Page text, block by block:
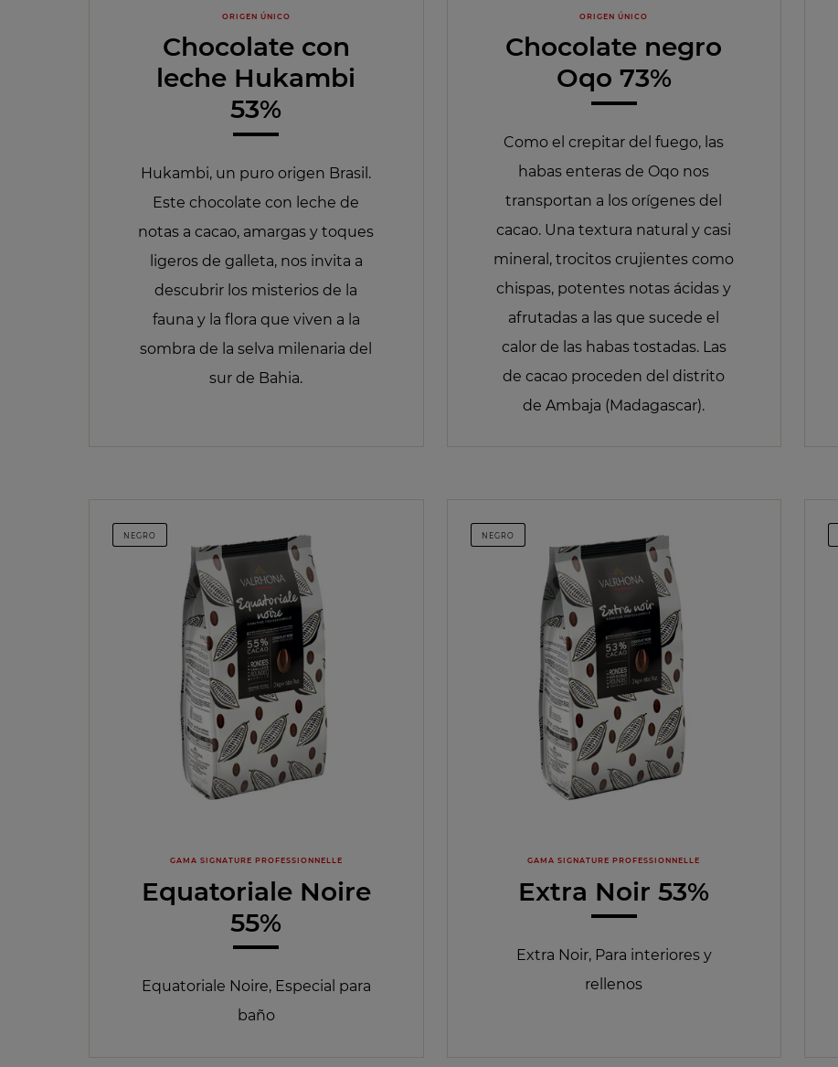
ORIGEN ÚNICO
Chocolate con
leche Hukambi
53%
Hukambi, un puro origen Brasil.
Este chocolate con leche de
notas a cacao, amargas y toques
ligeros de galleta, nos invita a
descubrir los misterios de la
fauna y la flora que viven a la
sombra de la selva milenaria del
sur de Bahia.
ORIGEN ÚNICO
Chocolate negro
Oqo 73%
Como el crepitar del fuego, las
habas enteras de Oqo nos
transportan a los orígenes del
cacao. Una textura natural y casi
mineral, trocitos crujientes como
chispas, potentes notas ácidas y
afrutadas a las que sucede el
calor de las habas tostadas. Las
de cacao proceden del distrito
de Ambaja (Madagascar).
NEGRO
GAMA SIGNATURE PROFESSIONNELLE
Equatoriale Noire
55%
Equatoriale Noire, Especial para
baño
NEGRO
GAMA SIGNATURE PROFESSIONNELLE
Extra Noir 53%
Extra Noir, Para interiores y
rellenos